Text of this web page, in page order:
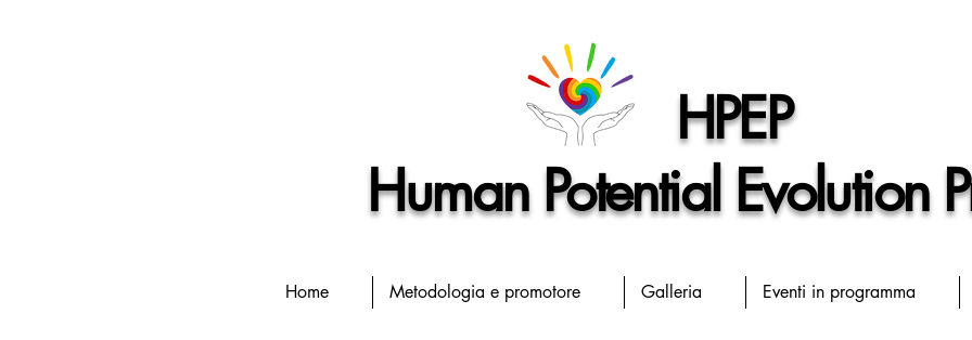
HPEP
Human Potential Evolution
Home Metodologia e promotore Galleria Eventi in programma